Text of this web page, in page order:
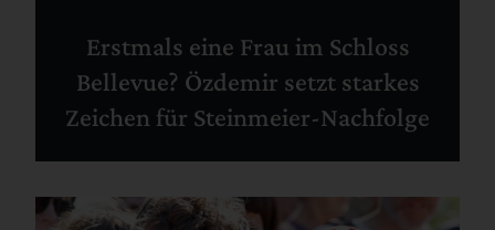
Erstmals eine Frau im Schloss
Bellevue? Özdemir setzt starkes
Zeichen für Steinmeier-Nachfolge